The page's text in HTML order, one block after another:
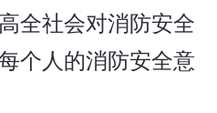
全社会对消防安全
个人的消防安全意